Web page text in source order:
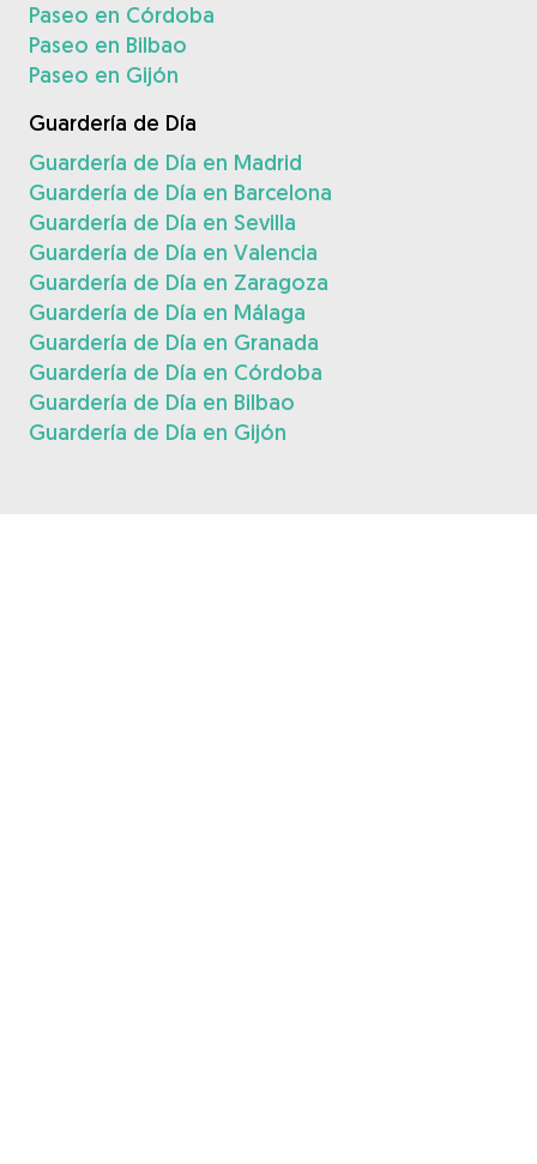
Paseo en Córdoba
Paseo en Bilbao
Paseo en Gijón
Guardería de Día
Guardería de Día en Madrid
Guardería de Día en Barcelona
Guardería de Día en Sevilla
Guardería de Día en Valencia
Guardería de Día en Zaragoza
Guardería de Día en Málaga
Guardería de Día en Granada
Guardería de Día en Córdoba
Guardería de Día en Bilbao
Guardería de Día en Gijón